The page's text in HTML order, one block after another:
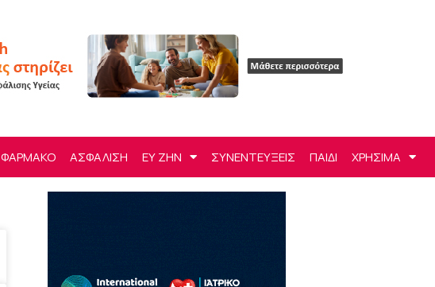
ΦΑΡΜΑΚΟ ΑΣΦΑΛΙΣΗ ΕΥ ΖΗΝ ΣΥΝΕΝΤΕΥΞΕΙΣ ΠΑΙΔΙ ΧΡΗΣΙΜΑ